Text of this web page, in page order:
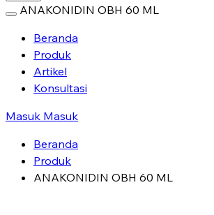
ANAKONIDIN OBH 60 ML
Beranda
Produk
Artikel
Konsultasi
Masuk Masuk
Beranda
Produk
ANAKONIDIN OBH 60 ML